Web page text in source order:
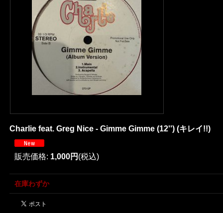
Charlie feat. Greg Nice - Gimme Gimme (12'') (キレイ!!)
販売価格: 1,000円 (税込)
在庫わずか